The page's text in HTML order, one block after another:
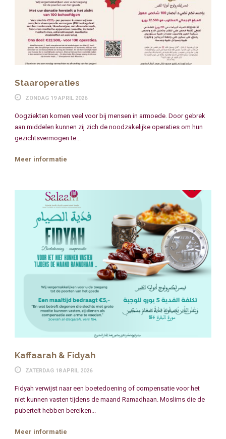
Staaroperaties
ZONDAG 19 APRIL 2026
Oogziekten komen veel voor bij mensen in armoede. Door gebrek
aan middelen kunnen zij zich de noodzakelijke operaties om hun
gezichtsvermogen te...
Meer informatie
Kaffaarah & Fidyah
ZATERDAG 18 APRIL 2026
Fidyah verwijst naar een boetedoening of compensatie voor het
niet kunnen vasten tijdens de maand Ramadhaan. Moslims die de
puberteit hebben bereiken...
Meer informatie